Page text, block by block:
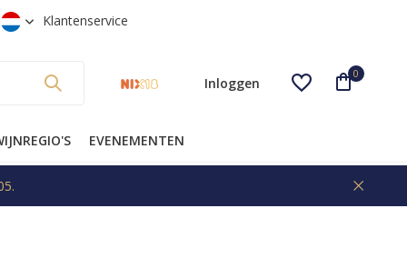
Gratis verzending vanaf €99* (NL)
Klantenservice
Inloggen
0
EVENEMENTEN